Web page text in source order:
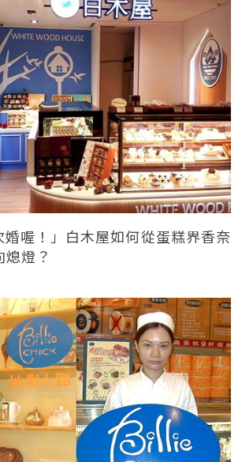
婚喔！」白木屋如何從蛋糕界香奈
燈？